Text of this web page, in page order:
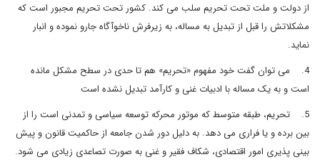
از دولت و ملت تحت تحریم سلب می کند. کشور تحت تحریم مجبور است که
مشکلاتش را قبل از تبدیل به مساله، به زیرفرش ناخوآگاه جارو نموده و انبار
نماید.
4. می توان گفت خود مفهوم «تحریم» هم تا حدی در سطح مشکل مانده
است و به یک مساله با ادبیات غنی و کارآمد تبدیل نشده است
5. تحریم، طبقه متوسط که موتور محرکه توسعه سیاسی و تمدنی است را از
بین برده و یا فراری می دهد. به دلیل دور شدن جامعه از حاکمیت قانون و پیش
بینی پذیری امور اقتصادی، شکاف فقیر و غنی به صورت تصاعدی زیادی می شود.